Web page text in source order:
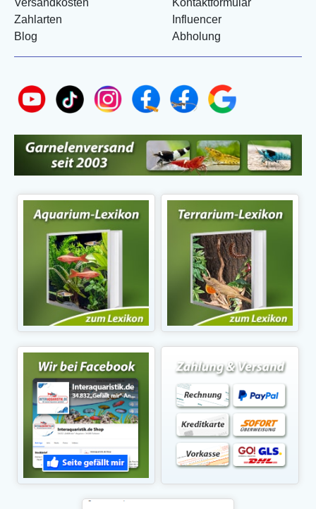
Versandkosten
Zahlarten
Blog
Kontaktformular
Influencer
Abholung